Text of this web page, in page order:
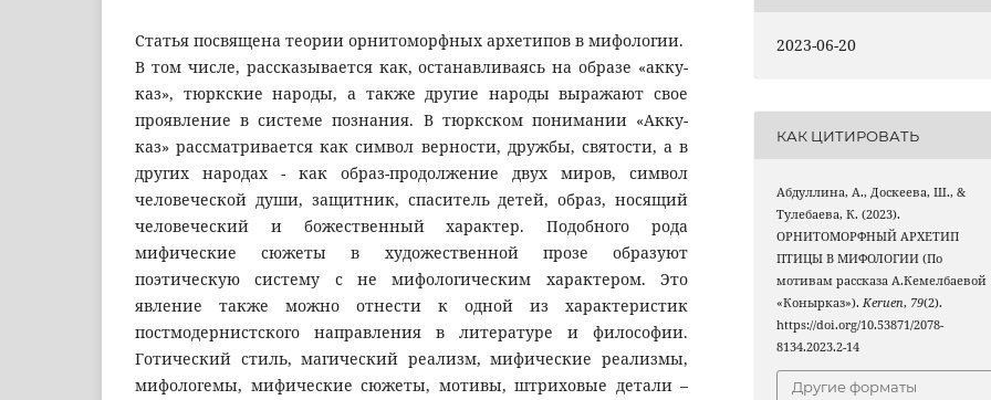
Статья посвящена теории орнитоморфных архетипов в мифологии.
В том числе, рассказывается как, останавливаясь на образе «акку-
каз», тюркские народы, а также другие народы выражают свое
проявление в системе познания. В тюркском понимании «Акку-
каз» рассматривается как символ верности, дружбы, святости, а в
других народах - как образ-продолжение двух миров, символ
человеческой души, защитник, спаситель детей, образ, носящий
человеческий и божественный характер. Подобного рода
мифические сюжеты в художественной прозе образуют
поэтическую систему с не мифологическим характером. Это
явление также можно отнести к одной из характеристик
постмодернистского направления в литературе и философии.
Готический стиль, магический реализм, мифические реализмы,
мифологемы, мифические сюжеты, мотивы, штриховые детали –
2023-06-20
КАК ЦИТИРОВАТЬ
Абдуллина, А., Доскеева, Ш., &
Тулебаева, К. (2023).
ОРНИТОМОРФНЫЙ АРХЕТИП
ПТИЦЫ В МИФОЛОГИИ (По
мотивам рассказа А.Кемелбаевой
«Конырказ»).Keruen, 79(2).
https://doi.org/10.53871/2078-
8134.2023.2-14
Другие форматы